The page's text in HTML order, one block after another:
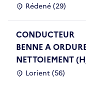
Rédené (29)
CONDUCTEUR
BENNE A
NETTOIEMENT
Lorient (56)